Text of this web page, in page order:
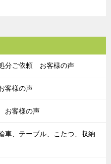
分ご依頼 お客様の声
客様の声
お客様の声
車、テーブル、こたつ、収納